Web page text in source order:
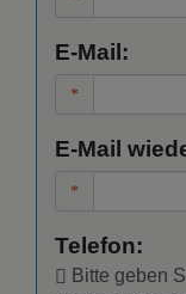
E-Mail:
E-Mail
Telefon:
Bitte geben